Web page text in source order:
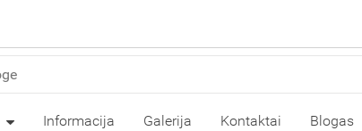
Informacija Galerija Kontaktai Blogas